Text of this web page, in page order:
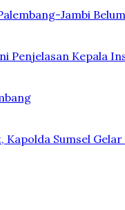
Jambi
Penjelasan Kepala
Kapolda Sumsel